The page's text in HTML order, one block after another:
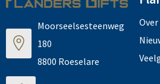
Moorseelsesteenweg
180
8800 Roeselare